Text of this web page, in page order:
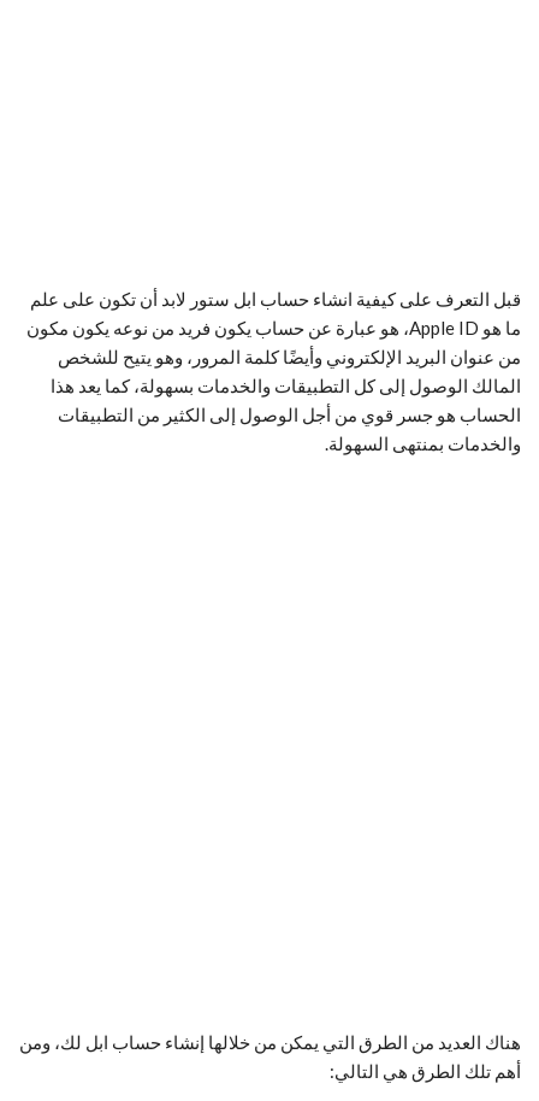
قبل التعرف على كيفية انشاء حساب ابل ستور لابد أن تكون على علم
ما هو Apple ID، هو عبارة عن حساب يكون فريد من نوعه يكون مكون
من عنوان البريد الإلكتروني وأيضًا كلمة المرور، وهو يتيح للشخص
المالك الوصول إلى كل التطبيقات والخدمات بسهولة، كما يعد هذا
الحساب هو جسر قوي من أجل الوصول إلى الكثير من التطبيقات
والخدمات بمنتهى السهولة.
هناك العديد من الطرق التي يمكن من خلالها إنشاء حساب ابل لك، ومن
أهم تلك الطرق هي التالي: